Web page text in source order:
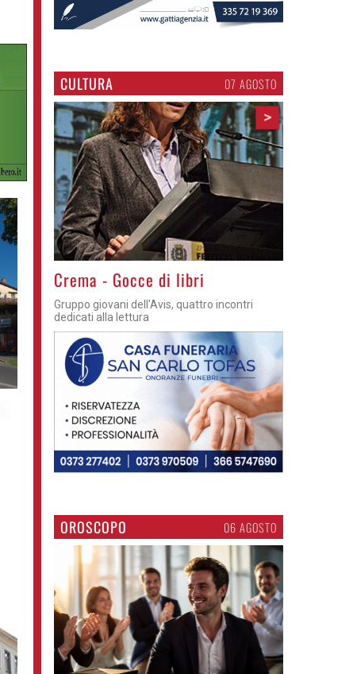
CULTURA 07 AGOSTO
>
Crema - Gocce di libri
Gruppo giovani dell'Avis, quattro incontri
dedicati alla lettura
OROSCOPO 06 AGOSTO